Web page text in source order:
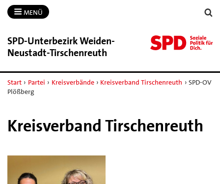
MENÜ
SPD-​Unterbezirk Weiden-​
Neustadt-​Tirschenreuth
Start › Partei › Kreisverbände › Kreisverband Tirschenreuth › SPD-OV
Plößberg
Kreisverband Tirschenreuth